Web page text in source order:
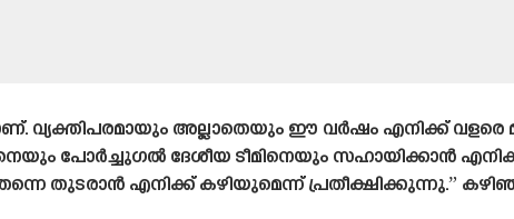
വ്യക്തിപരമായും അല്ലാതെയും ഈ വർഷം എനിക്ക് വളരെ
പോർച്ചുഗൽ ദേശീയ ടീമിനെയും സഹായിക്കാൻ
തുടരാൻ എനിക്ക് കഴിയുമെന്ന് പ്രതീക്ഷിക്കുന്നു.”